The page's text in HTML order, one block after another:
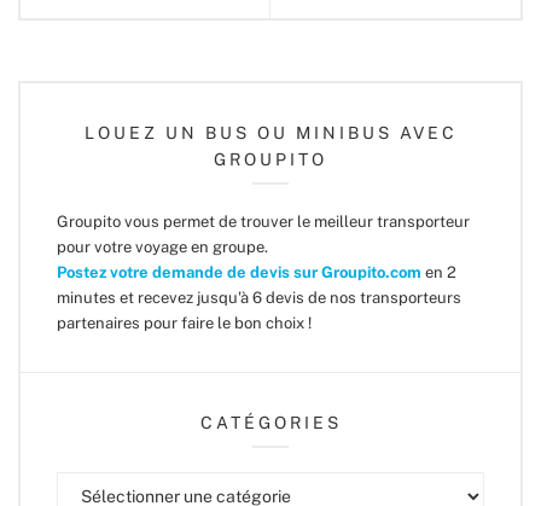
LOUEZ UN BUS OU MINIBUS AVEC
GROUPITO
Groupito vous permet de trouver le meilleur transporteur
pour votre voyage en groupe.
Postez votre demande de devis sur Groupito.com en 2
minutes et recevez jusqu'à 6 devis de nos transporteurs
partenaires pour faire le bon choix !
CATÉGORIES